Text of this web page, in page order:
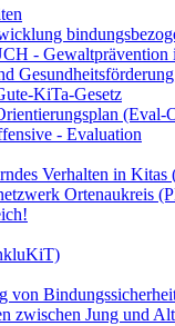
- Gewaltprävention
KiTa-Gesetz
(Eval-
- Evaluation
Verhalten in
Ortenaukreis
von
zwischen Jung und Alt